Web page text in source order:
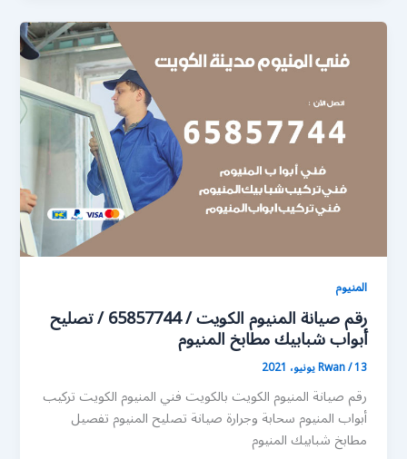
المنيوم
رقم صيانة المنيوم الكويت / 65857744 / تصليح
أبواب شبابيك مطابخ المنيوم
Rwan/13 يونيو، 2021
رقم صيانة المنيوم الكويت بالكويت فني المنيوم الكويت تركيب
أبواب المنيوم سحابة وجرارة صيانة تصليح المنيوم تفصيل
مطابخ شبابيك المنيوم